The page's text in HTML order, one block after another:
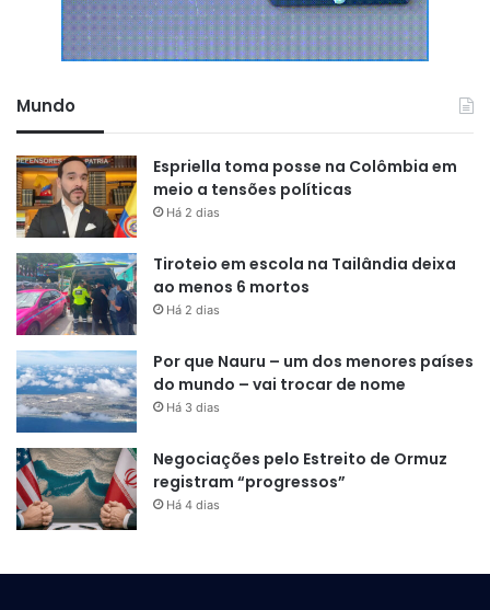
ministro do Supremo Tribunal
solucionar os problemas da
relação institucional entre os
Poderes. Isso é um erro, isso é um
engano.
RODRIGO PACHECO (PSD-MG),
PRESIDENTE DO SENADO
Um mês para a escolha
A PEC de Valério, além de propor mandatos aos ministros,
sugere a fixação de um prazo para que o presidente da
República indique membros para compor o STF. Segundo
a proposta, o chefe do Executivo terá até um mês, a contar
Mundo
Espriella toma posse na Colômbia em
meio a tensões políticas
Há 2 dias
Tiroteio em escola na Tailândia deixa
ao menos 6 mortos
Há 2 dias
Por que Nauru – um dos menores países
do mundo – vai trocar de nome
Há 3 dias
Negociações pelo Estreito de Ormuz
registram “progressos”
Há 4 dias